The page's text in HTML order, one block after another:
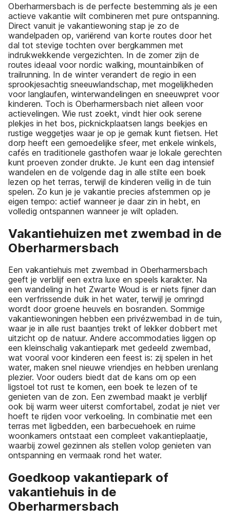
Oberharmersbach is de perfecte bestemming als je een
actieve vakantie wilt combineren met pure ontspanning.
Direct vanuit je vakantiewoning stap je zo de
wandelpaden op, variërend van korte routes door het
dal tot stevige tochten over bergkammen met
indrukwekkende vergezichten. In de zomer zijn de
routes ideaal voor nordic walking, mountainbiken of
trailrunning. In de winter verandert de regio in een
sprookjesachtig sneeuwlandschap, met mogelijkheden
voor langlaufen, winterwandelingen en sneeuwpret voor
kinderen. Toch is Oberharmersbach niet alleen voor
actievelingen. Wie rust zoekt, vindt hier ook serene
plekjes in het bos, picknickplaatsen langs beekjes en
rustige weggetjes waar je op je gemak kunt fietsen. Het
dorp heeft een gemoedelijke sfeer, met enkele winkels,
cafés en traditionele gasthofen waar je lokale gerechten
kunt proeven zonder drukte. Je kunt een dag intensief
wandelen en de volgende dag in alle stilte een boek
lezen op het terras, terwijl de kinderen veilig in de tuin
spelen. Zo kun je je vakantie precies afstemmen op je
eigen tempo: actief wanneer je daar zin in hebt, en
volledig ontspannen wanneer je wilt opladen.
Vakantiehuizen met zwembad in de
Oberharmersbach
Een vakantiehuis met zwembad in Oberharmersbach
geeft je verblijf een extra luxe en speels karakter. Na
een wandeling in het Zwarte Woud is er niets fijner dan
een verfrissende duik in het water, terwijl je omringd
wordt door groene heuvels en bosranden. Sommige
vakantiewoningen hebben een privézwembad in de tuin,
waar je in alle rust baantjes trekt of lekker dobbert met
uitzicht op de natuur. Andere accommodaties liggen op
een kleinschalig vakantiepark met gedeeld zwembad,
wat vooral voor kinderen een feest is: zij spelen in het
water, maken snel nieuwe vriendjes en hebben urenlang
plezier. Voor ouders biedt dat de kans om op een
ligstoel tot rust te komen, een boek te lezen of te
genieten van de zon. Een zwembad maakt je verblijf
ook bij warm weer uiterst comfortabel, zodat je niet ver
hoeft te rijden voor verkoeling. In combinatie met een
terras met ligbedden, een barbecuehoek en ruime
woonkamers ontstaat een compleet vakantieplaatje,
waarbij zowel gezinnen als stellen volop genieten van
ontspanning en vermaak rond het water.
Goedkoop vakantiepark of
vakantiehuis in de
Oberharmersbach